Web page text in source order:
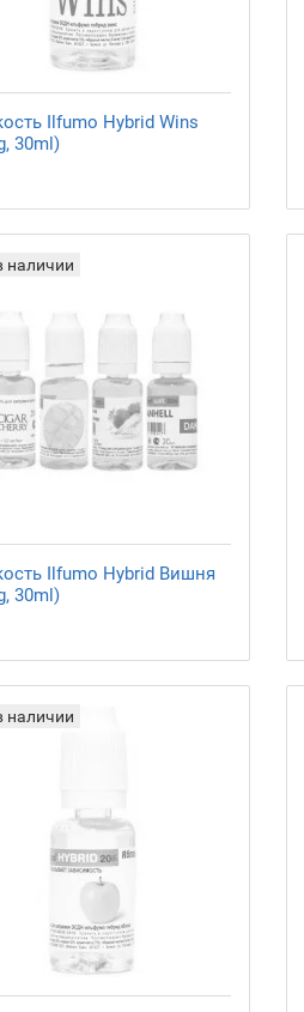
Ilfumo Hybrid Wins
30ml)
наличии
Ilfumo Hybrid Вишня
30ml)
наличии